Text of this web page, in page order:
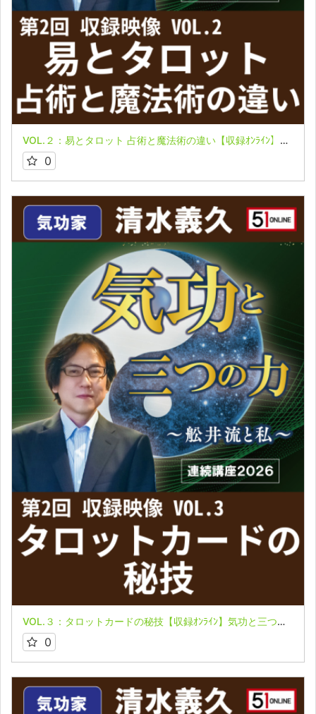
VOL.２：易とタロット 占術と魔法術の違い【収録ｵﾝﾗｲﾝ】気功と三つの力 第２回 連続講座2026～舩井流と私～ 清水義久先生
0
VOL.３：タロットカードの秘技【収録ｵﾝﾗｲﾝ】気功と三つの力 第２回 連続講座2026～舩井流と私～ 清水義久先生
0